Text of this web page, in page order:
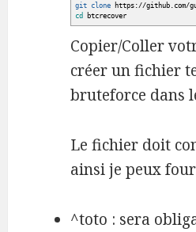
git clone https: //github.com/
cd
btcrecover
Copier/Coller
créer un fichier
bruteforce dans
Le fichier doit
ainsi je peux
^toto : sera